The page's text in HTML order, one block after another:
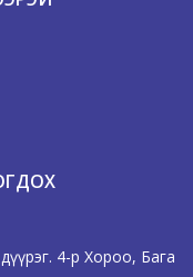
4-р Хороо, Бага